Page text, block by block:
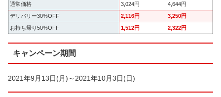
通常価格
3,024円
4,644円
デリバリー30%OFF
2,116円
3,250円
お持ち帰り50%OFF
1,512円 2,322円
キャンペーン期間
2021年9月13日(月)～2021年10月3日(日)